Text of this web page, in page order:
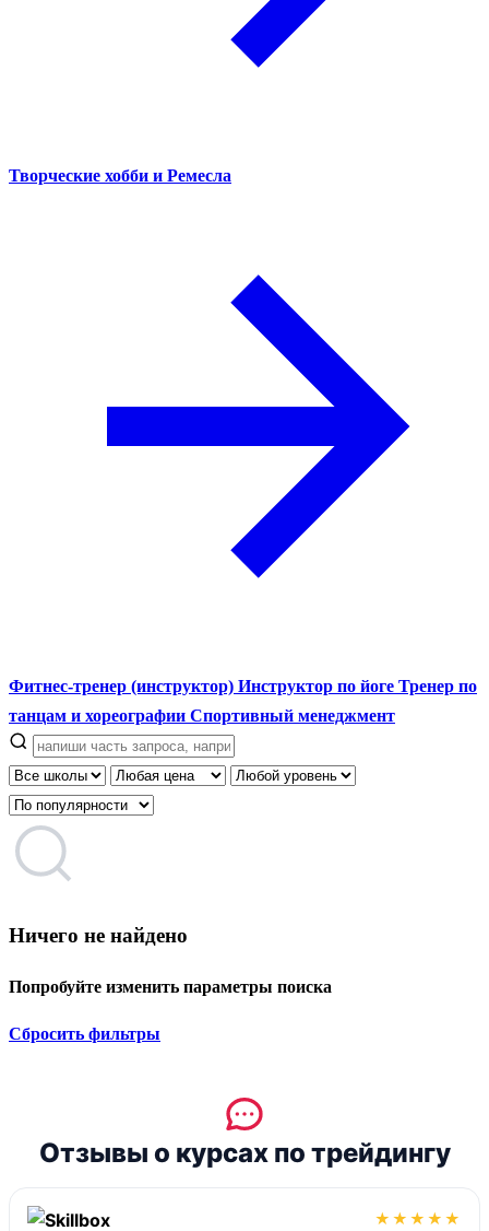
Творческие хобби и Ремесла
Фитнес-тренер (инструктор) Инструктор по йоге Тренер по
танцам и хореографии Спортивный менеджмент
Ничего не найдено
Попробуйте изменить параметры поиска
Сбросить фильтры
Отзывы о курсах по трейдингу
★★★★★